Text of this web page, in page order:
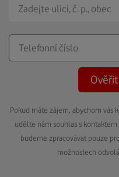
Pokud máte zájem, abychom vás
udělte nám souhlas s
budeme zpracovávat pouze
možnostech